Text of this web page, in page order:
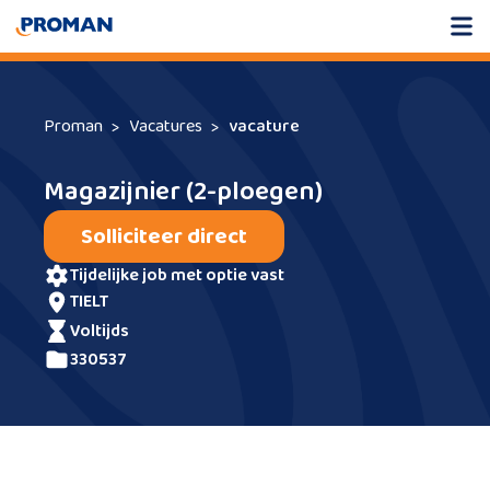
Proman Vacatures vacature
Magazijnier (2-ploegen)
Solliciteer direct
tijdelijke job met optie vast
TIELT
voltijds
330537